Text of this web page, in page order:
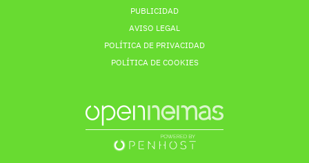
PUBLICIDAD
AVISO LEGAL
POLÍTICA DE PRIVACIDAD
POLÍTICA DE COOKIES